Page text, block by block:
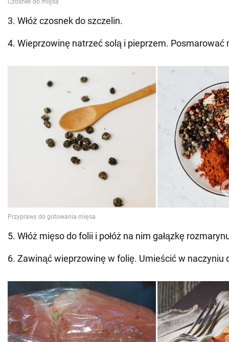
3. Włóż czosnek do szczelin.
4. Wieprzowinę natrzeć solą i pieprzem. Posmarować
5. Włóż mięso do folii i połóż na nim gałązkę
6. Zawinąć wieprzowinę w folię. Umieścić w naczyniu